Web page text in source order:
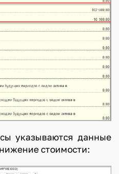
указываются данные
стоимости: